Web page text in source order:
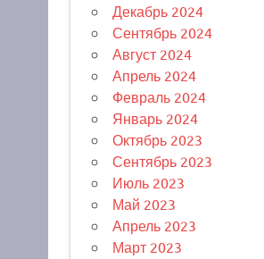
Декабрь 2024
Сентябрь 2024
Август 2024
Апрель 2024
Февраль 2024
Январь 2024
Октябрь 2023
Сентябрь 2023
Июль 2023
Май 2023
Апрель 2023
Март 2023